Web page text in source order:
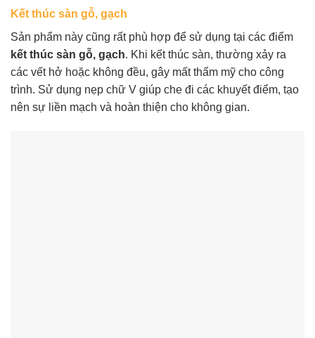
Kết thúc sàn gỗ, gạch
Sản phẩm này cũng rất phù hợp để sử dụng tại các điểm
kết thúc sàn gỗ, gạch. Khi kết thúc sàn, thường xảy ra
các vết hở hoặc không đều, gây mất thẩm mỹ cho công
trình. Sử dụng nẹp chữ V giúp che đi các khuyết điểm, tạo
nên sự liền mạch và hoàn thiện cho không gian.